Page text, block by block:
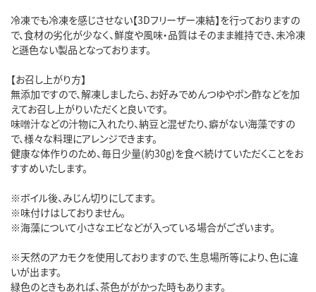
冷凍でも冷凍を感じさせない【3Dフリーザー凍結】を行っておりますの
で、食材の劣化が少なく、鮮度や風味・品質はそのまま維持でき、未冷凍
と遜色ない製品となっております。
【お召し上がり方】
無添加ですので、解凍しましたら、お好みでめんつゆやポン酢などを加
えてお召し上がりいただくと良いです。
味噌汁などの汁物に入れたり、納豆と混ぜたり、癖がない海藻ですの
で、様々な料理にアレンジできます。
健康な体作りのため、毎日少量(約30g)を食べ続けていただくことをお
すすめいたします。
※ボイル後、みじん切りにしてます。
※味付けはしておりません。
※海藻について小さなエビなどが入っている場合がございます。
※天然のアカモクを使用しておりますので、生息場所等により、色に違
いが出ます。
緑色のときもあれば、茶色ががかった時もあります。